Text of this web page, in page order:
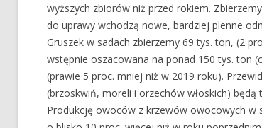
wyższych zbiorów niż przed rokiem.
do uprawy wchodzą nowe, bardziej plenne
Gruszek w sadach zbierzemy 69 tys. ton, (2
wstępnie oszacowana na ponad 150 tys. ton
(prawie 5 proc. mniej niż w 2019 roku).
(brzoskwiń, moreli i orzechów włoskich)
Produkcję owoców z krzewów owocowych w